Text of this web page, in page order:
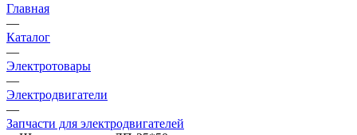
Главная
—
Каталог
—
Электротовары
—
Электродвигатели
—
Запчасти для электродвигателей